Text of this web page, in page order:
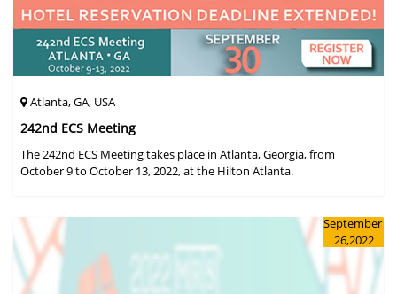
Atlanta, GA, USA
242nd ECS Meeting
The 242nd ECS Meeting takes place in Atlanta, Georgia, from
October 9 to October 13, 2022, at the Hilton Atlanta.
September
26,2022